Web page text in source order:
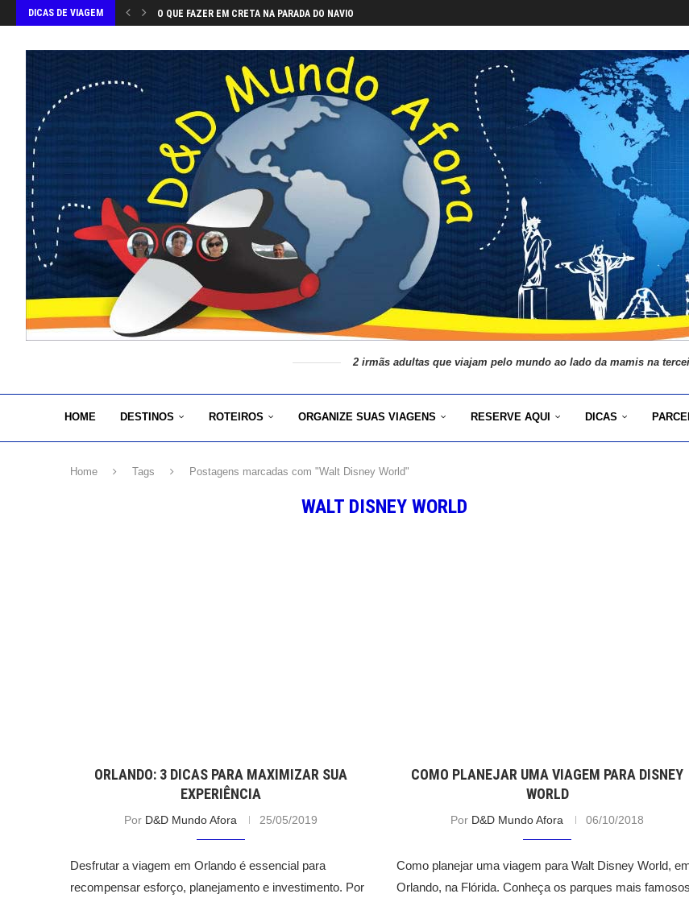
DICAS DE VIAGEM O QUE FAZER EM CRETA NA PARADA DO NAVIO
2 irmãs adultas que viajam pelo mundo ao lado da mamis na
HOME DESTINOS ROTEIROS ORGANIZE SUAS VIAGENS RESERVE AQUI DICAS
Home Tags Postagens marcadas com "Walt Disney World"
WALT DISNEY WORLD
ORLANDO: 3 DICAS PARA MAXIMIZAR SUA
EXPERIÊNCIA
Por D&D Mundo Afora 25/05/2019
Desfrutar a viagem em Orlando é essencial para
recompensar esforço, planejamento e investimento. Por
COMO PLANEJAR UMA VIAGEM PARA DISNEY
WORLD
Por D&D Mundo Afora 06/10/2018
Como planejar uma viagem para Walt Disney World,
Orlando, na Flórida. Conheça os parques mais famosos